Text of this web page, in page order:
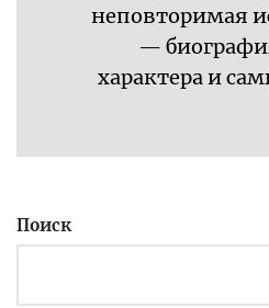
неповторимая
—
характера и
Поиск